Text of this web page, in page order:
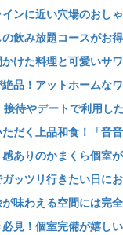
インに近い穴場のお
の飲み放題コースが
かけた料理と可愛いサ
絶品！アットホームな
待やデートで利用し
ただく上品和食！「音
感ありのかまくら個室
ガッツリ行きたい日に
が味わえる空間には完
必見！個室完備が嬉し